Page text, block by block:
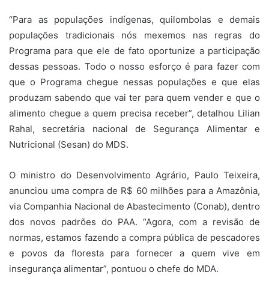
“Para as populações indígenas, quilombolas e demais
populações tradicionais nós mexemos nas regras do
Programa para que ele de fato oportunize a participação
dessas pessoas. Todo o nosso esforço é para fazer com
que o Programa chegue nessas populações e que elas
produzam sabendo que vai ter para quem vender e que o
alimento chegue a quem precisa receber”, detalhou Lilian
Rahal, secretária nacional de Segurança Alimentar e
Nutricional (Sesan) do MDS.
O ministro do Desenvolvimento Agrário, Paulo Teixeira,
anunciou uma compra de R$ 60 milhões para a Amazônia,
via Companhia Nacional de Abastecimento (Conab), dentro
dos novos padrões do PAA. “Agora, com a revisão de
normas, estamos fazendo a compra pública de pescadores
e povos da floresta para fornecer a quem vive em
insegurança alimentar”, pontuou o chefe do MDA.